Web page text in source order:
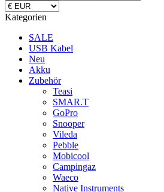
Kategorien
SALE
USB Kabel
Neu
Akku
Zubehör
Teasi
SMAR.T
GoPro
Snooper
Vileda
Pebble
Mobicool
Campingaz
Waeco
Native Instruments